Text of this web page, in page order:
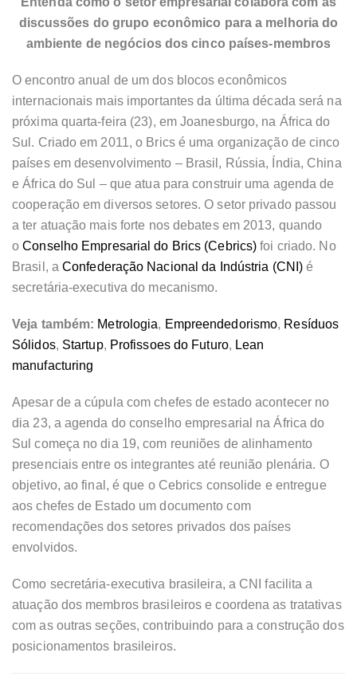
discussões do grupo econômico para a melhoria do
ambiente de negócios dos cinco países-membros
O encontro anual de um dos blocos econômicos
internacionais mais importantes da última década será na
próxima quarta-feira (23), em Joanesburgo, na África do
Sul. Criado em 2011, o Brics é uma organização de cinco
países em desenvolvimento – Brasil, Rússia, Índia, China
e África do Sul – que atua para construir uma agenda de
cooperação em diversos setores. O setor privado passou
a ter atuação mais forte nos debates em 2013, quando
oConselho Empresarial do Brics (Cebrics) foi criado. No
Brasil, a Confederação Nacional da Indústria (CNI) é
secretária-executiva do mecanismo.
Veja também: Metrologia, Empreendedorismo, Resíduos
Sólidos, Startup, Profissoes do Futuro, Lean
manufacturing
Apesar de a cúpula com chefes de estado acontecer no
dia 23, a agenda do conselho empresarial na África do
Sul começa no dia 19, com reuniões de alinhamento
presenciais entre os integrantes até reunião plenária. O
objetivo, ao final, é que o Cebrics consolide e entregue
aos chefes de Estado um documento com
recomendações dos setores privados dos países
envolvidos.
Como secretária-executiva brasileira, a CNI facilita a
atuação dos membros brasileiros e coordena as tratativas
com as outras seções, contribuindo para a construção dos
posicionamentos brasileiros.